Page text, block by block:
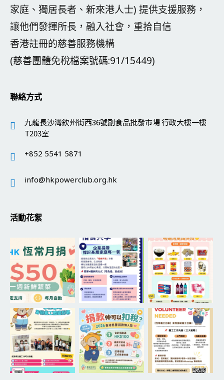
家庭、獨居長者、新來港人士) 提供支援服務，
讓他們發揮所長，融入社會，重拾自信
香港註冊的慈善服務機構
(慈善團體免稅檔案號碼:91/15449)
聯絡方式
九龍長沙灣欽州街西36號副食品批發市場 行政大樓一樓
T203室
+852 5541 5871
info@hkpowerclub.org.hk
活動花絮